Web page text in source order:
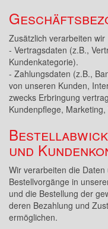
Zusätzlich verarbeiten wir
- Vertragsdaten (z.B.,
Kundenkategorie).
- Zahlungsdaten (z.B.,
von unseren Kunden,
zwecks Erbringung
Kundenpflege,
und
Wir verarbeiten die
Bestellvorgänge in
und die Bestellung der
deren Bezahlung und
ermöglichen.